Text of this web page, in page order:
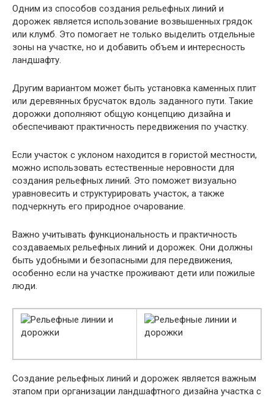
Одним из способов создания рельефных линий и
дорожек является использование возвышенных грядок
или клумб. Это помогает не только выделить отдельные
зоны на участке, но и добавить объем и интересность
ландшафту.
Другим вариантом может быть установка каменных плит
или деревянных брусчаток вдоль заданного пути. Такие
дорожки дополняют общую концепцию дизайна и
обеспечивают практичность передвижения по участку.
Если участок с уклоном находится в гористой местности,
можно использовать естественные неровности для
создания рельефных линий. Это поможет визуально
уравновесить и структурировать участок, а также
подчеркнуть его природное очарование.
Важно учитывать функциональность и практичность
создаваемых рельефных линий и дорожек. Они должны
быть удобными и безопасными для передвижения,
особенно если на участке проживают дети или пожилые
люди.
Создание рельефных линий и дорожек является важным
этапом при организации ландшафтного дизайна участка с